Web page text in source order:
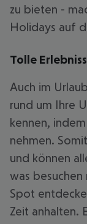
zu bieten -
Holidays auf
Tolle
Auch im
rund um Ihre
kennen,
nehmen.
und können
was besuchen
Spot
Zeit anhalten.